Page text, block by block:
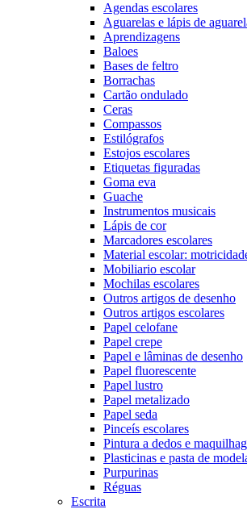
Agendas escolares
Aguarelas e lápis de
Aprendizagens
Baloes
Bases de feltro
Borrachas
Cartão ondulado
Ceras
Compassos
Estilógrafos
Estojos escolares
Etiquetas figuradas
Goma eva
Guache
Instrumentos musicais
Lápis de cor
Marcadores escolares
Material escolar:
Mobiliario escolar
Mochilas escolares
Outros artigos de desenho
Outros artigos escolares
Papel celofane
Papel crepe
Papel e lâminas de desenho
Papel fluorescente
Papel lustro
Papel metalizado
Papel seda
Pinceís escolares
Pintura a dedos e
Plasticinas e pasta de
Purpurinas
Réguas
Escrita